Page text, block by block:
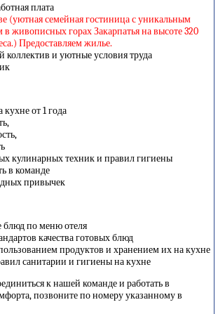
плата
(уютная семейная гостиница с уникальным
живописных горах Закарпатья на высоте 320
) Предоставляем жилье.
и уютные условия труда
от 1 года
кулинарных техник и правил гигиены
в команде
привычек
блюд по меню отеля
качества готовых блюд
продуктов и хранением их на кухне
санитарии и гигиены на кухне
к нашей команде и работать в
позвоните по номеру указанному в